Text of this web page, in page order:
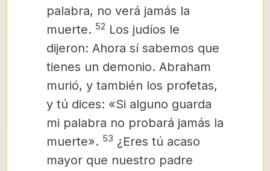
palabra, no verá jamás la
muerte. 52 Los judíos le
dijeron: Ahora sí sabemos que
tienes un demonio. Abraham
murió, y también los profetas,
y tú dices: «Si alguno guarda
mi palabra no probará jamás la
muerte». 53 ¿Eres tú acaso
mayor que nuestro padre